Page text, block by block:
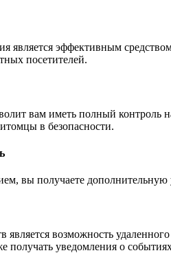
является эффективным
посетителей.
вам иметь полный контроль
в безопасности.
вы получаете дополнительную
возможность
получать уведомления о